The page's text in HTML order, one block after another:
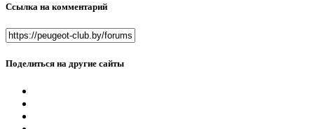
Ссылка на комментарий
Поделиться на другие сайты